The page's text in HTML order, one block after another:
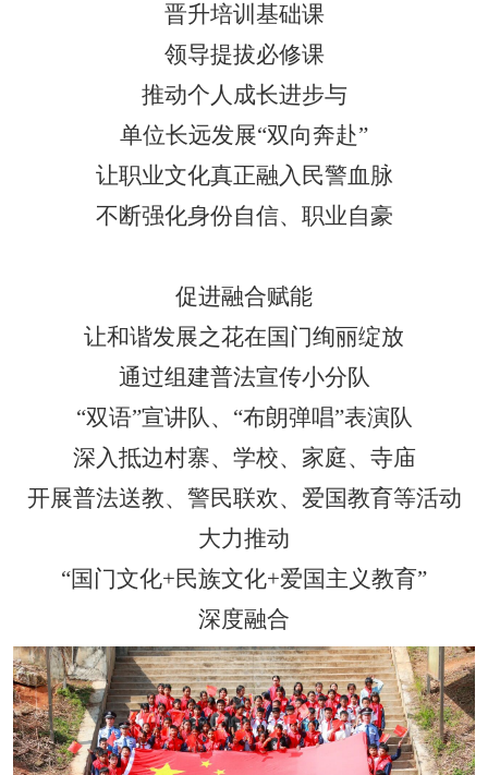
晋升培训基础课
领导提拔必修课
推动个人成长进步与
单位长远发展“双向奔赴”
让职业文化真正融入民警血脉
不断强化身份自信、职业自豪
促进融合赋能
让和谐发展之花在国门绚丽绽放
通过组建普法宣传小分队
“双语”宣讲队、 “布朗弹唱”表演队
深入抵边村寨、学校、家庭、寺庙
开展普法送教、警民联欢、爱国教育等活动
大力推动
“国门文化+民族文化+爱国主义教育”
深度融合